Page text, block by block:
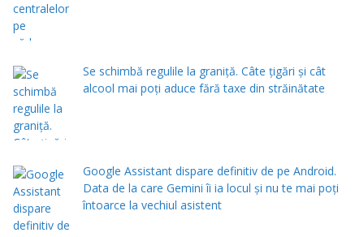
Se schimbă regulile la graniță. Câte țigări și cât
alcool mai poți aduce fără taxe din străinătate
Google Assistant dispare definitiv de pe Android.
Data de la care Gemini îi ia locul și nu te mai poți
întoarce la vechiul asistent